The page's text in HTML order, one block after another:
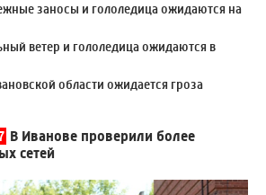
заносы и гололедица ожидаются на
ветер и гололедица ожидаются в
области ожидается гроза
В Иванове проверили более
сетей